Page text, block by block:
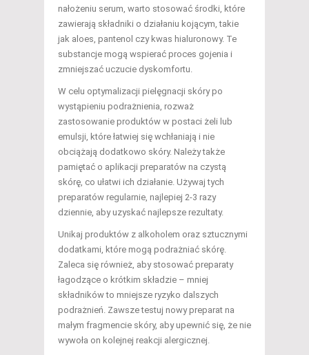
nałożeniu serum, warto stosować środki, które
zawierają składniki o działaniu kojącym, takie
jak aloes, pantenol czy kwas hialuronowy. Te
substancje mogą wspierać proces gojenia i
zmniejszać uczucie dyskomfortu.
W celu optymalizacji pielęgnacji skóry po
wystąpieniu podrażnienia, rozważ
zastosowanie produktów w postaci żeli lub
emulsji, które łatwiej się wchłaniają i nie
obciążają dodatkowo skóry. Należy także
pamiętać o aplikacji preparatów na czystą
skórę, co ułatwi ich działanie. Używaj tych
preparatów regularnie, najlepiej 2-3 razy
dziennie, aby uzyskać najlepsze rezultaty.
Unikaj produktów z alkoholem oraz sztucznymi
dodatkami, które mogą podrażniać skórę.
Zaleca się również, aby stosować preparaty
łagodzące o krótkim składzie – mniej
składników to mniejsze ryzyko dalszych
podrażnień. Zawsze testuj nowy preparat na
małym fragmencie skóry, aby upewnić się, że nie
wywoła on kolejnej reakcji alergicznej.